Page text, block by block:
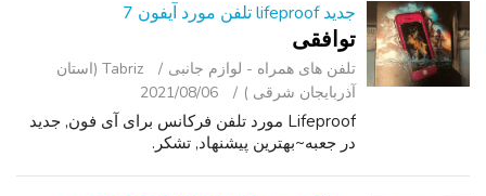
جدید lifeproof تلفن مورد آیفون 7
توافقی
تلفن ‌های همراه - لوازم جانبی
Tabriz (استان
آذربایجان شرقی )
2021/08/06
Lifeproof مورد تلفن فرکانس برای آی فون, جدید
در جعبه~بهترین پیشنهاد, تشکر.